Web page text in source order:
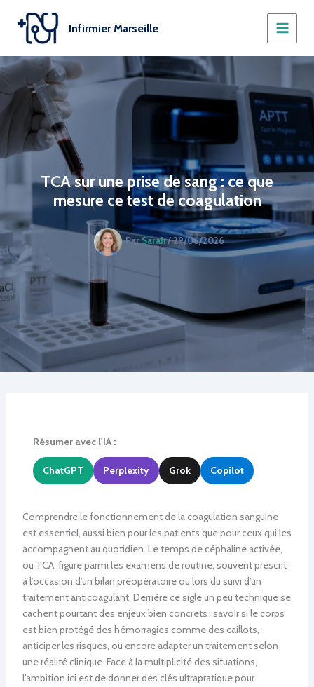
contenu
Infirmier Marseille
TCA sur une prise de sang : ce que
mesure ce test de coagulation
ParSarah/29/06/2026
Résumer avec l'IA :
ChatGPT Perplexity Grok Copilot
Comprendre le fonctionnement de la coagulation sanguine
est essentiel, aussi bien pour les patients que pour ceux qui les
accompagnent au quotidien. Le temps de céphaline activée,
ou TCA, figure parmi les examens de routine, souvent prescrit
à l’occasion d’un bilan préopératoire ou lors du suivi d’un
traitement anticoagulant. Derrière ce sigle un peu technique se
cachent pourtant des enjeux bien concrets : savoir si le corps
est bien protégé des hémorragies comme des caillots,
anticiper les risques, ou encore adapter un traitement selon
une réalité clinique. Face à la multiplicité des situations,
l’ambition ici est de donner des clés ultrapratique pour